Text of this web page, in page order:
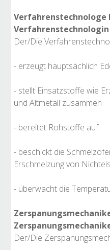
Der/Die
- erzeugt hauptsächlich
- stellt Einsatzstoffe wie
und Altmetall zusammen
- bereitet Rohstoffe auf
- beschickt die
Erschmelzung von
- überwacht die
Der/Die